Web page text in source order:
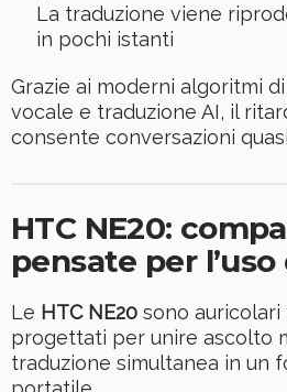
La traduzione viene
in pochi istanti
Grazie ai moderni algoritmi
vocale e traduzione AI, il
consente conversazioni
HTC NE20:
pensate per
Le HTC NE20 sono
progettati per unire ascolto
traduzione simultanea in un